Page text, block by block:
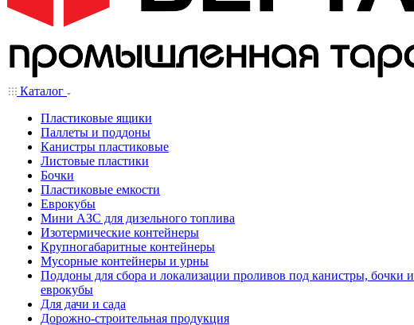
Каталог
Пластиковые ящики
Паллеты и поддоны
Канистры пластиковые
Листовые пластики
Бочки
Пластиковые емкости
Еврокубы
Мини АЗС для дизельного топлива
Изотермические контейнеры
Крупногабаритные контейнеры
Мусорные контейнеры и урны
Поддоны для сбора и локализации проливов под канистры, бочки и
еврокубы
Для дачи и сада
Дорожно-строительная продукция